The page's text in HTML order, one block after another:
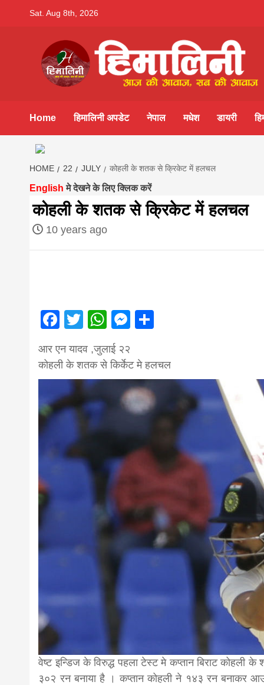
Sat. Aug 8th, 2026
hindi
||madhesh
magazine of
Nepal brings
news in
from
news,
khabar
NEWS IN HINDI FROM NEPAL, BANK LOAN NEWS
Home हिमालिनी अपडेट नेपाल मधेश डायरी
HOME 22 JULY कोहली के शतक से क्रिकेट में हलचल
English मे देखने के लिए क्लिक करें
कोहली के शतक से क्रिकेट में हलचल
10 years ago
Facebook
TwitterWhatsApp
Messenger
आर एन यादव ,जुलाई २२
कोहली के शतक से किर्केट मे हलचल
वेष्ट इन्डिज के विरुद्ध पहला टेस्ट मे कप्तान बिराट
३०२ रन बनाया है । कप्तान कोहली ने १४३ रन
आज का पंचांग: आज दिनांक 4 अगस्त 2026